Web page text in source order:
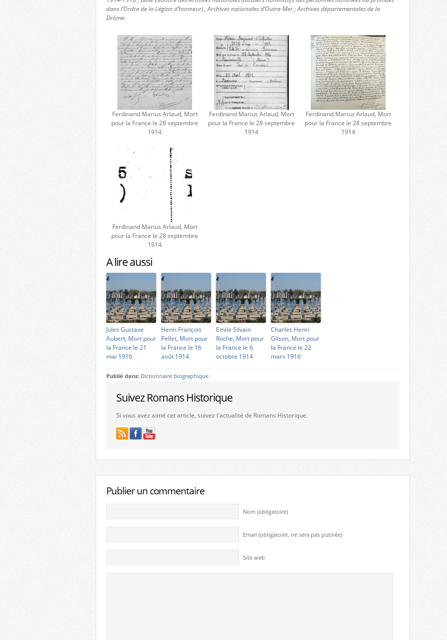
dans l’Ordre de la Légion d’honneur) ; Archives nationales d’Outre-Mer ; Archives départementales de la
Drôme.
Ferdinand Marius Arlaud, Mort
pour la France le 28 septembre
1914
Ferdinand Marius Arlaud, Mort
pour la France le 28 septembre
1914
Ferdinand Marius Arlaud, Mort
pour la France le 28 septembre
1914
Ferdinand Marius Arlaud, Mort
pour la France le 28 septembre
1914
A lire aussi
Jules Gustave
Aubert, Mort pour
la France le 21
mai 1916
Henri François
Pellet, Mort pour
la France le 16
août 1914
Emile Silvain
Roche, Mort pour
la France le 6
octobre 1914
Charles Henri
Gilson, Mort pour
la France le 22
mars 1916
Publié dans: Dictionnaire biographique
Suivez Romans Historique
Si vous avez aimé cet article, suivez l'actualité de Romans Historique.
Publier un commentaire
Nom (obligatoire)
Email (obligatoire, ne sera pas publiée)
Site web